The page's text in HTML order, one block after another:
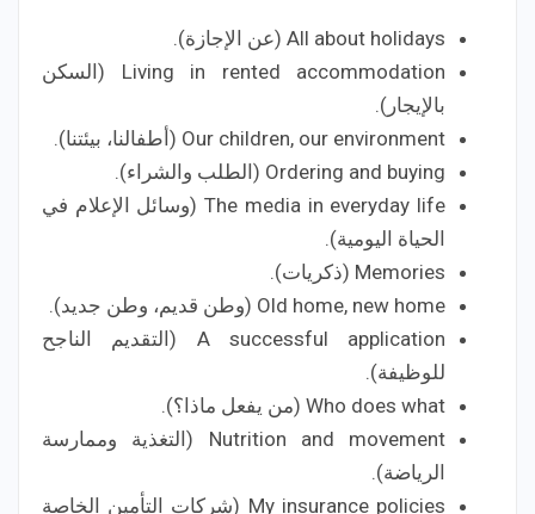
All about holidays (عن الإجازة).
Living in rented accommodation (السكن
بالإيجار).
Our children, our environment (أطفالنا، بيئتنا).
Ordering and buying (الطلب والشراء).
The media in everyday life (وسائل الإعلام في
الحياة اليومية).
Memories (ذكريات).
Old home, new home (وطن قديم، وطن جديد).
A successful application (التقديم الناجح
للوظيفة).
Who does what (من يفعل ماذا؟).
Nutrition and movement (التغذية وممارسة
الرياضة).
My insurance policies (شركات التأمين الخاصة